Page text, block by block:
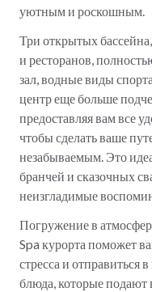
уютным и роскошным.
Три открытых
и ресторанов,
зал, водные виды
центр еще больше
предоставляя вам все
чтобы сделать ваше
незабываемым. Это
бранчей и сказочных
неизгладимые
Погружение в
Spa курорта поможет
стресса и отправиться
блюда, которые подают